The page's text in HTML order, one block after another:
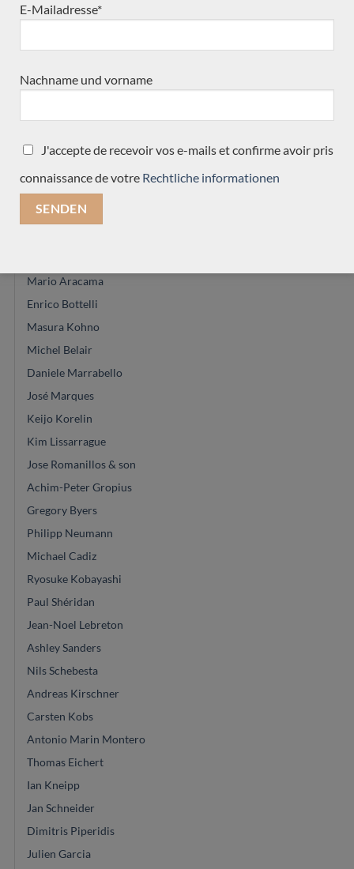
Daniel Lesueur
Jean-Marie Fouilleul
Masaki Sakurai
Paulino Bernabé
Marie Lequeux
Daryl Perry
Mario Aracama
Enrico Bottelli
Masura Kohno
Michel Belair
Daniele Marrabello
José Marques
Keijo Korelin
Kim Lissarrague
Jose Romanillos & son
Achim-Peter Gropius
Gregory Byers
Philipp Neumann
Michael Cadiz
Ryosuke Kobayashi
Paul Shéridan
Jean-Noel Lebreton
Ashley Sanders
Nils Schebesta
Andreas Kirschner
Carsten Kobs
Antonio Marin Montero
Thomas Eichert
Ian Kneipp
Jan Schneider
Dimitris Piperidis
Julien Garcia
E-Mailadresse*
Nachname und vorname
J'accepte de recevoir vos e-mails et confirme avoir pris
connaissance de votre Rechtliche informationen